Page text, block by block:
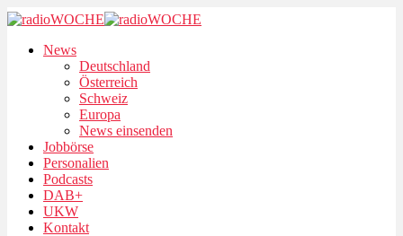
News
Deutschland
Österreich
Schweiz
Europa
News einsenden
Jobbörse
Personalien
Podcasts
DAB+
UKW
Kontakt